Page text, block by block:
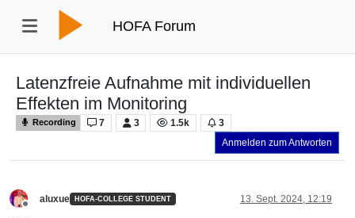
HOFA Forum
Latenzfreie Aufnahme mit individuellen
Effekten im Monitoring
Recording 7 3 1.5k
3
Anmelden zum Antworten
aluxue HOFA-COLLEGE STUDENT 13. Sept. 2024, 12:19